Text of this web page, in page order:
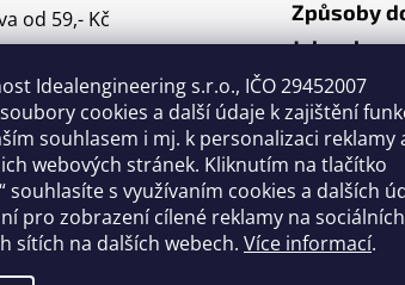
Idealengineering s.r.o., IČO 29452007
cookies a další údaje k zajištění
souhlasem i mj. k personalizaci reklamy
webových stránek. Kliknutím na tlačítko
souhlasíte s využívaním cookies a dalších
pro zobrazení cílené reklamy na
sítích na dalších webech. Více informací.
od 59,- Kč
podmínky
řád
ochrany osobních
Způsoby
Jak